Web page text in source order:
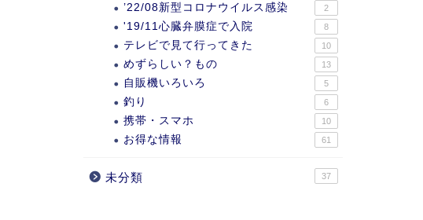
’22/08新型コロナウイルス感染 2
'19/11心臓弁膜症で入院 8
テレビで見て行ってきた 10
めずらしい？もの 13
自販機いろいろ 5
釣り 6
携帯・スマホ 10
お得な情報 61
未分類 37